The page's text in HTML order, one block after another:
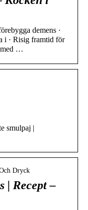
demens ·
i · Risig framtid för
med …
smulpaj |
Dryck
| Recept –